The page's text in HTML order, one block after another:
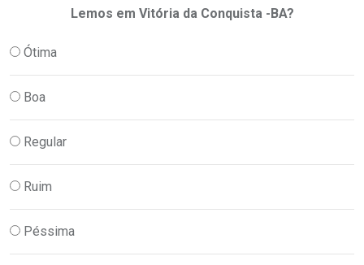
Lemos em Vitória da Conquista -BA?
Ótima
Boa
Regular
Ruim
Péssima